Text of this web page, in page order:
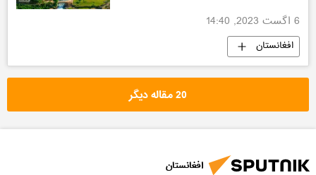
6 اگست 2023, 14:40
افغانستان
20 مقاله دیگر
افغانستان